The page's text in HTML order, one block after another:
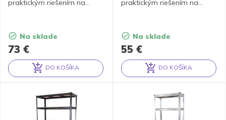
73 €
praktickým riešením na
Na sklade
DO KOŠÍKA
55 €
praktickým riešením na
Na sklade
DO KOŠÍKA